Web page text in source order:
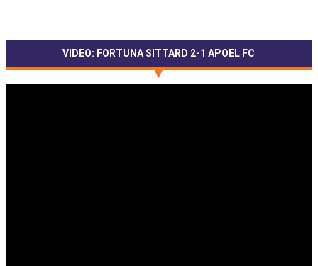
VIDEO: FORTUNA SITTARD 2-1 APOEL FC